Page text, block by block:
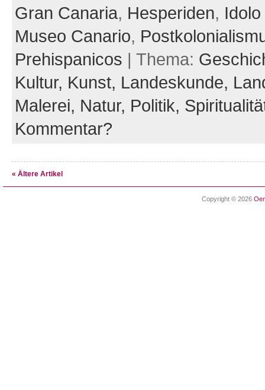
Gran Canaria, Hesperiden,
Museo Canario,
Prehispanicos | Thema:
Kultur, Kunst, Landeskunde,
Malerei, Natur, Politik,
Kommentar?
« Ältere Artikel
Copyright © 2026